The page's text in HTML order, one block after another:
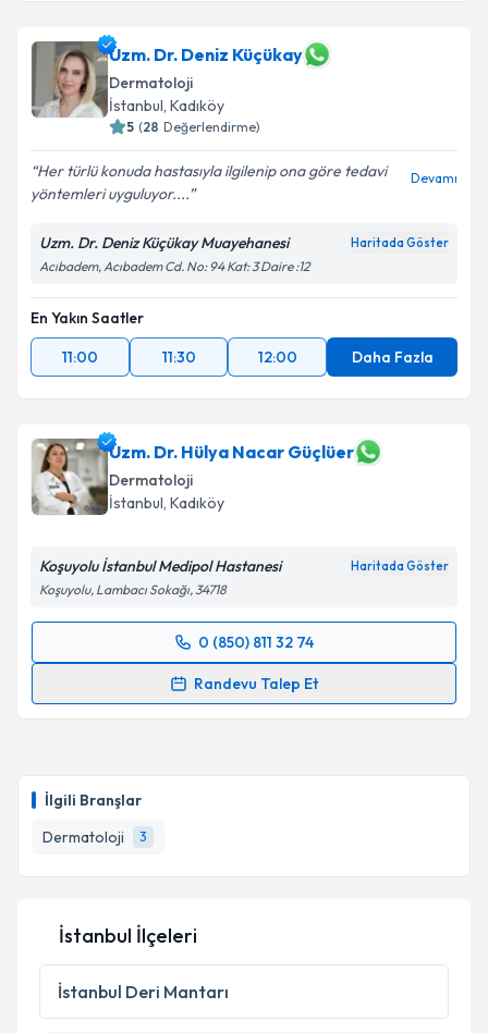
İlgili Branşlar
Dermatoloji
3
için bir takvim hazırlandığında e-posta ile
bilgilendireceğiz.
E-posta Adresiniz
Metni'ni okudum ve kişisel verilerimin belirtilen
kapsamda işlenmesini kabul ediyorum.
Takvim Talebini Gönder
Uzm. Dr. Deniz Küçükay
Dermatoloji
İstanbul, Kadıköy
5 (28 Değerlendirme)
Her türlü konuda hastasıyla ilgilenip ona göre tedavi
yöntemleri uyguluyor....
Devamı
Uzm. Dr. Deniz Küçükay Muayehanesi Haritada Göster
Acıbadem, Acıbadem Cd. No: 94 Kat: 3 Daire :12
En Yakın Saatler
11:00
11:30 12:00 Daha Fazla
Uzm. Dr. Hülya Nacar Güçlüer
Dermatoloji
İstanbul, Kadıköy
Koşuyolu İstanbul Medipol Hastanesi Haritada Göster
Koşuyolu, Lambacı Sokağı, 34718
0 (850) 811 32 74
Randevu Talep Et
Randevu Takvimi Talebi
bilgilendireceğiz.
E-posta Adresiniz
Kişisel verilerimin işlenmesine ilişkin
Metni'ni okudum ve kişisel verilerimin belirtilen
kapsamda işlenmesini kabul ediyorum.
İstanbul İlçeleri
İstanbul Deri Mantarı